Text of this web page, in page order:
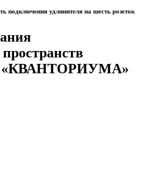
подключения удлинителя на шесть розеток
«КВАНТОРИУМА»